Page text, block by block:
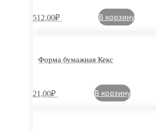
512,00₽ В корзину
Форма бумажная Кекс
21,00₽ В корзину